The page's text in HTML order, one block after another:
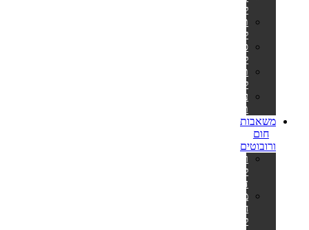
לבריכה
תחתיות
לבריכה
סולמות
לבריכות
תאורה
לבריכה
ערכות
תיקון
משאבות
חום
ורובוטים
רובוט
לבריכה
דולפין
משאבות
חום
לבריכה